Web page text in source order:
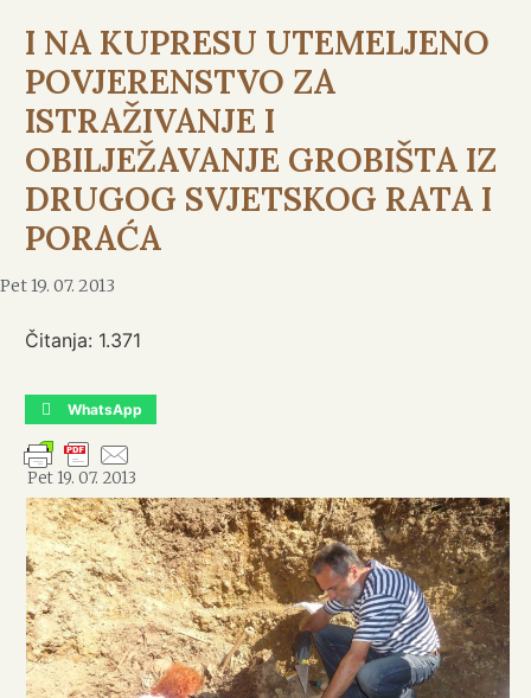
I NA KUPRESU UTEMELJENO
POVJERENSTVO ZA
ISTRAŽIVANJE I
OBILJEŽAVANJE GROBIŠTA IZ
DRUGOG SVJETSKOG RATA I
PORAĆA
Pet 19. 07. 2013
Čitanja: 1.371
WhatsApp
Pet 19. 07. 2013